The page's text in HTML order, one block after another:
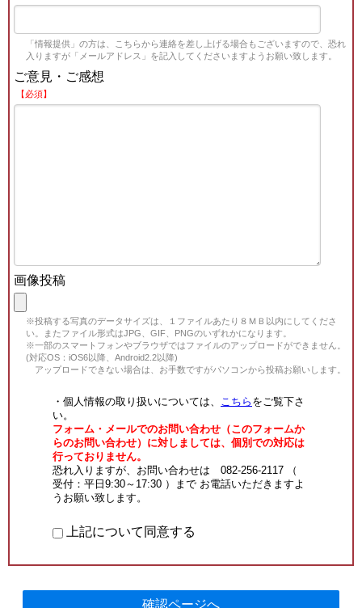
「情報提供」の方は、こちらから連絡を差し上げる場合もございますので、恐れ
入りますが「メールアドレス」を記入してくださいますようお願い致します。
ご意見・ご感想
【必須】
画像投稿
※投稿する写真のデータサイズは、１ファイルあたり８ＭＢ以内にしてくださ
い。またファイル形式はJPG、GIF、PNGのいずれかになります。
※一部のスマートフォンやブラウザではファイルのアップロードができません。
(対応OS：iOS6以降、Android2.2以降)
アップロードできない場合は、お手数ですがパソコンから投稿お願いします。
・個人情報の取り扱いについては、 こちら をご覧下さ
い。
フォーム・メールでのお問い合わせ（このフォームか
らのお問い合わせ）に対しましては、個別での対応は
行っておりません。
恐れ入りますが、お問い合わせは 082-256-2117 （
受付：平日9:30～17:30 ）まで お電話いただきますよ
うお願い致します。
上記について同意する
確認ページへ